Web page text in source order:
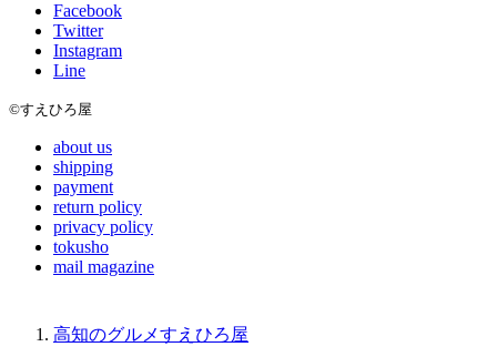
Facebook
Twitter
Instagram
Line
©すえひろ屋
about us
shipping
payment
return policy
privacy policy
tokusho
mail magazine
高知のグルメすえひろ屋